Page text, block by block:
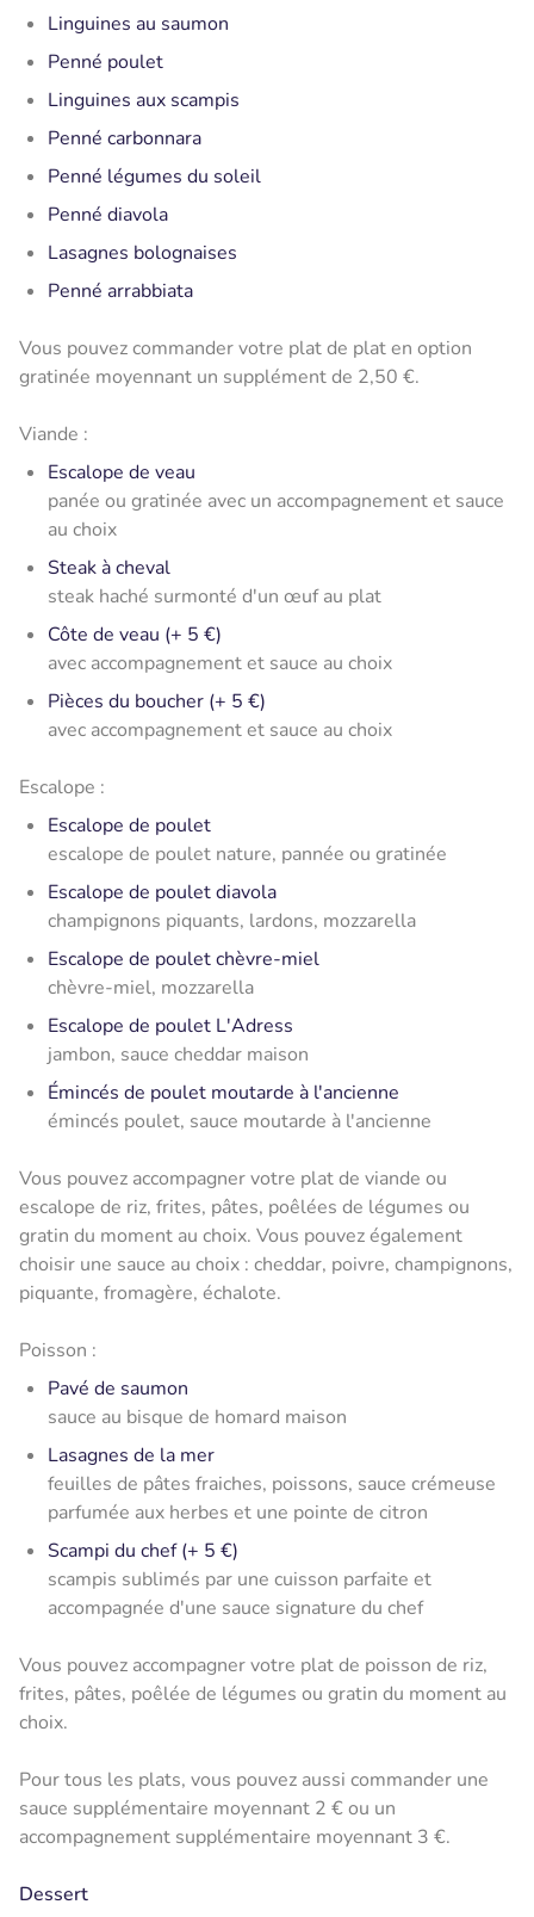
Linguines au saumon
Penné poulet
Linguines aux scampis
Penné carbonnara
Penné légumes du soleil
Penné diavola
Lasagnes bolognaises
Penné arrabbiata
Vous pouvez commander votre plat de plat en option
gratinée moyennant un supplément de 2,50 €.
Viande :
Escalope de veau
panée ou gratinée avec un accompagnement et sauce
au choix
Steak à cheval
steak haché surmonté d'un œuf au plat
Côte de veau (+ 5 €)
avec accompagnement et sauce au choix
Pièces du boucher (+ 5 €)
avec accompagnement et sauce au choix
Escalope :
Escalope de poulet
escalope de poulet nature, pannée ou gratinée
Escalope de poulet diavola
champignons piquants, lardons, mozzarella
Escalope de poulet chèvre-miel
chèvre-miel, mozzarella
Escalope de poulet L'Adress
jambon, sauce cheddar maison
Émincés de poulet moutarde à l'ancienne
émincés poulet, sauce moutarde à l'ancienne
Vous pouvez accompagner votre plat de viande ou
escalope de riz, frites, pâtes, poêlées de légumes ou
gratin du moment au choix. Vous pouvez également
choisir une sauce au choix : cheddar, poivre, champignons,
piquante, fromagère, échalote.
Poisson :
Pavé de saumon
sauce au bisque de homard maison
Lasagnes de la mer
feuilles de pâtes fraiches, poissons, sauce crémeuse
parfumée aux herbes et une pointe de citron
Scampi du chef (+ 5 €)
scampis sublimés par une cuisson parfaite et
accompagnée d'une sauce signature du chef
Vous pouvez accompagner votre plat de poisson de riz,
frites, pâtes, poêlée de légumes ou gratin du moment au
choix.
Pour tous les plats, vous pouvez aussi commander une
sauce supplémentaire moyennant 2 € ou un
accompagnement supplémentaire moyennant 3 €.
Dessert